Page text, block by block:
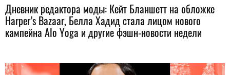
Дневник редактора моды: Кейт Бланшетт на обложке
Harper’s Bazaar, Белла Хадид стала лицом нового
кампейна Alo Yoga и другие фэшн-новости недели